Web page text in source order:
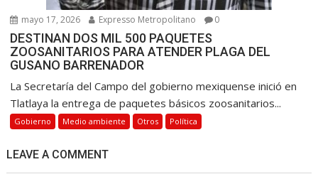
mayo 17, 2026 Expresso Metropolitano 0
DESTINAN DOS MIL 500 PAQUETES
ZOOSANITARIOS PARA ATENDER PLAGA DEL
GUSANO BARRENADOR
La Secretaría del Campo del gobierno mexiquense inició en
Tlatlaya la entrega de paquetes básicos zoosanitarios...
Gobierno Medio ambiente Otros Política
LEAVE A COMMENT